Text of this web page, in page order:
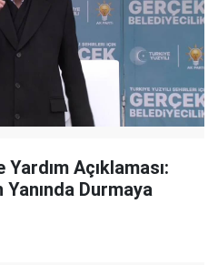
Açıklaması:
Durmaya